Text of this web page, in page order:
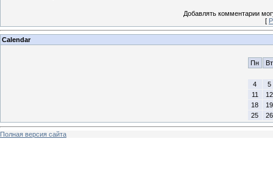
Добавлять комментарии
[
Calendar
Пн Вт
4
5
11
12
18
19
25
26
Полная версия сайта